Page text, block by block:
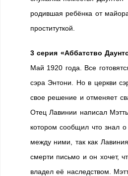
родившая ребёнка от
проституткой.
3 серия «Аббатство
Май 1920 года. Все
сэра Энтони. Но в церкви
свое решение и отменяет
Отец Лавинии написал
котором сообщил что знал
между ними, так как
смерти письмо и он хочет,
владел её наследством.